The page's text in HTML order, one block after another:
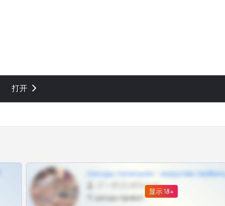
打开
显示 18+
Шкоды телеграм - искуство любить
@SZu3ll3sCatt_bot
Тг шкоды приват